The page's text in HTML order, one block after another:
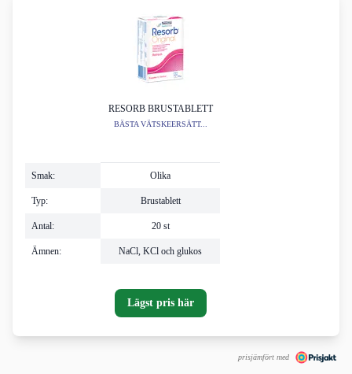
Smak:
Typ:
Antal:
Ämnen:
RESORB BRUSTABLETT
BÄSTA VÄTSKEERSÄTT...
Olika
Brustablett
20 st
NaCl, KCl och glukos
Lägst pris här
prisjämfört med